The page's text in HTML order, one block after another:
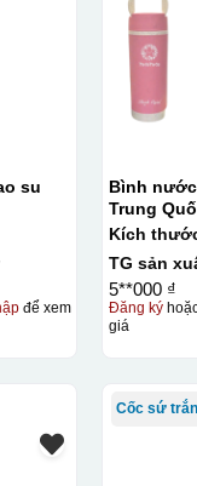
su
để xem
Bình
Trung
Kích
TG sản
5**000 ₫
Đăng ký
giá